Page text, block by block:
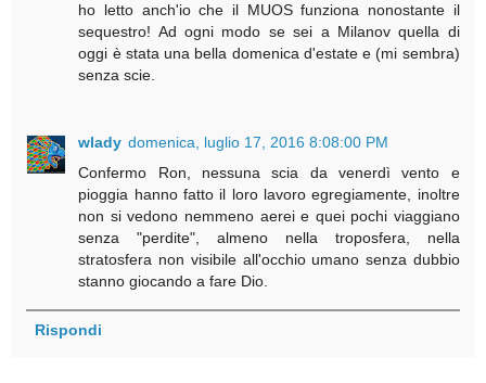
ho letto anch'io che il MUOS funziona nonostante il
sequestro! Ad ogni modo se sei a Milanov quella di
oggi è stata una bella domenica d'estate e (mi sembra)
senza scie.
wlady domenica, luglio 17, 2016 8:08:00 PM
Confermo Ron, nessuna scia da venerdì vento e
pioggia hanno fatto il loro lavoro egregiamente, inoltre
non si vedono nemmeno aerei e quei pochi viaggiano
senza "perdite", almeno nella troposfera, nella
stratosfera non visibile all'occhio umano senza dubbio
stanno giocando a fare Dio.
Rispondi